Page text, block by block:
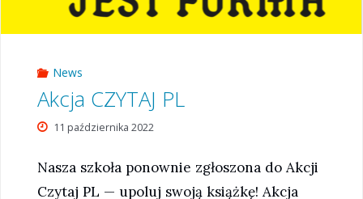
News
Akcja CZYTAJ PL
11 października 2022
Nasza szkoła ponownie zgłoszona do Akcji
Czytaj PL — upoluj swoją książkę! Akcja